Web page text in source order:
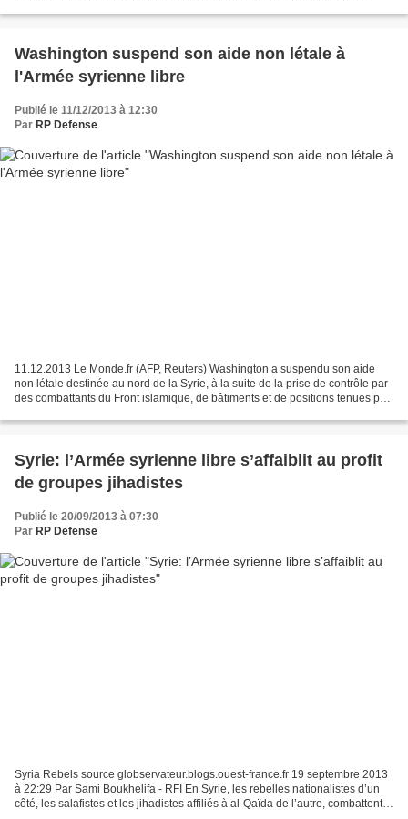
Washington suspend son aide non létale à
l'Armée syrienne libre
Publié le 11/12/2013 à 12:30
Par RP Defense
11.12.2013 Le Monde.fr (AFP, Reuters) Washington a suspendu son aide
non létale destinée au nord de la Syrie, à la suite de la prise de contrôle par
des combattants du Front islamique, de bâtiments et de positions tenues par
Syrie: l’Armée syrienne libre s’affaiblit au profit
de groupes jihadistes
Publié le 20/09/2013 à 07:30
Par RP Defense
Syria Rebels source globservateur.blogs.ouest-france.fr 19 septembre 2013
à 22:29 Par Sami Boukhelifa - RFI En Syrie, les rebelles nationalistes d’un
côté, les salafistes et les jihadistes affiliés à al-Qaïda de l’autre, combattent